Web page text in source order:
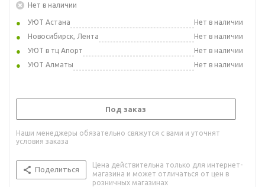
Нет в наличии
УЮТ Астана
Нет в наличии
Новосибирск, Лента
Нет в наличии
УЮТ в тц Апорт
Нет в наличии
УЮТ Алматы
Нет в наличии
Под заказ
Наши менеджеры обязательно свяжутся с вами и уточнят
условия заказа
Поделиться
Цена действительна только для интернет-
магазина и может отличаться от цен в
розничных магазинах